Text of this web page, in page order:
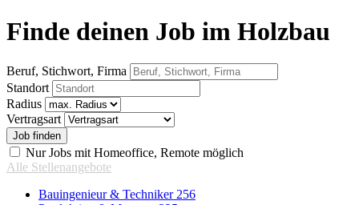
Finde deinen Job im Holzbau
Beruf, Stichwort, Firma
Standort
Radius
Vertragsart
Nur Jobs mit Homeoffice, Remote möglich
Alle Stellenangebote
Bauingenieur & Techniker 256